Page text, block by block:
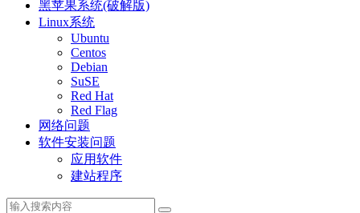
黑苹果系统(破解版)
Linux系统
Ubuntu
Centos
Debian
SuSE
Red Hat
Red Flag
网络问题
软件安装问题
应用软件
建站程序